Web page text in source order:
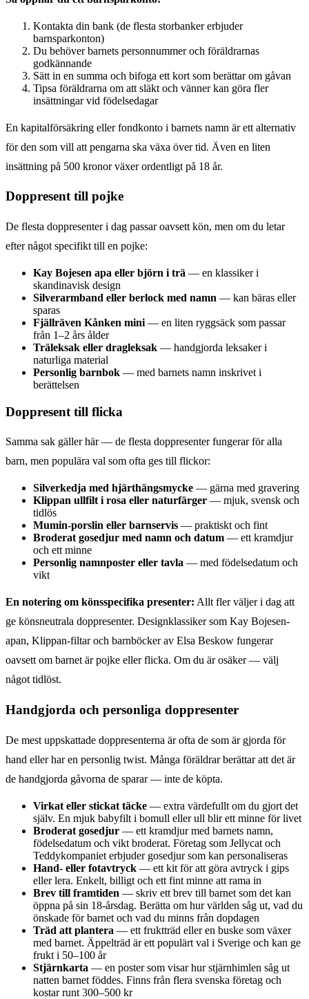
Kontakta din bank (de flesta storbanker erbjuder
barnsparkonton)
Du behöver barnets personnummer och föräldrarnas
godkännande
Sätt in en summa och bifoga ett kort som berättar om gåvan
Tipsa föräldrarna om att släkt och vänner kan göra fler
insättningar vid födelsedagar
En kapitalförsäkring eller fondkonto i barnets namn är ett alternativ
för den som vill att pengarna ska växa över tid. Även en liten
insättning på 500 kronor växer ordentligt på 18 år.
Doppresent till pojke
De flesta doppresenter i dag passar oavsett kön, men om du letar
efter något specifikt till en pojke:
Kay Bojesen apa eller björn i trä — en klassiker i
skandinavisk design
Silverarmband eller berlock med namn — kan bäras eller
sparas
Fjällräven Kånken mini — en liten ryggsäck som passar
från 1–2 års ålder
Träleksak eller dragleksak — handgjorda leksaker i
naturliga material
Personlig barnbok — med barnets namn inskrivet i
berättelsen
Doppresent till flicka
Samma sak gäller här — de flesta doppresenter fungerar för alla
barn, men populära val som ofta ges till flickor:
Silverkedja med hjärthängsmycke — gärna med gravering
Klippan ullfilt i rosa eller naturfärger — mjuk, svensk och
tidlös
Mumin-porslin eller barnservis — praktiskt och fint
Broderat gosedjur med namn och datum — ett kramdjur
och ett minne
Personlig namnposter eller tavla — med födelsedatum och
vikt
En notering om könsspecifika presenter: Allt fler väljer i dag att
ge könsneutrala doppresenter. Designklassiker som Kay Bojesen-
apan, Klippan-filtar och barnböcker av Elsa Beskow fungerar
oavsett om barnet är pojke eller flicka. Om du är osäker — välj
något tidlöst.
Handgjorda och personliga doppresenter
De mest uppskattade doppresenterna är ofta de som är gjorda för
hand eller har en personlig twist. Många föräldrar berättar att det är
de handgjorda gåvorna de sparar — inte de köpta.
Virkat eller stickat täcke — extra värdefullt om du gjort det
själv. En mjuk babyfilt i bomull eller ull blir ett minne för livet
Broderat gosedjur — ett kramdjur med barnets namn,
födelsedatum och vikt broderat. Företag som Jellycat och
Teddykompaniet erbjuder gosedjur som kan personaliseras
Hand- eller fotavtryck — ett kit för att göra avtryck i gips
eller lera. Enkelt, billigt och ett fint minne att rama in
Brev till framtiden — skriv ett brev till barnet som det kan
öppna på sin 18-årsdag. Berätta om hur världen såg ut, vad du
önskade för barnet och vad du minns från dopdagen
Träd att plantera — ett fruktträd eller en buske som växer
med barnet. Äppelträd är ett populärt val i Sverige och kan ge
frukt i 50–100 år
Stjärnkarta — en poster som visar hur stjärnhimlen såg ut
natten barnet föddes. Finns från flera svenska företag och
kostar runt 300–500 kr